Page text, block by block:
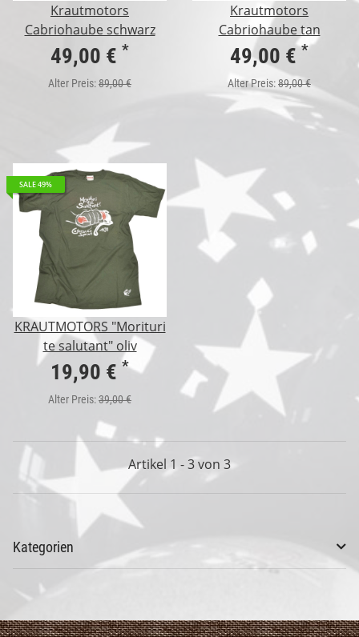
Krautmotors
Cabriohaube schwarz
49,00 € *
Alter Preis:89,00 €
Krautmotors
Cabriohaube tan
49,00 € *
Alter Preis:89,00 €
SALE 49%
KRAUTMOTORS "Morituri
te salutant" oliv
19,90 € *
Alter Preis:39,00 €
Artikel 1 - 3 von 3
Kategorien